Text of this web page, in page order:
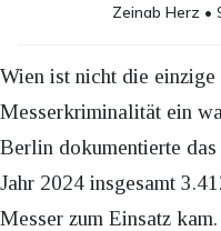
Zeinab Herz •
Wien ist nicht die einzige
Messerkriminalität ein
Berlin dokumentierte
Jahr 2024 insgesamt
Messer zum Einsatz